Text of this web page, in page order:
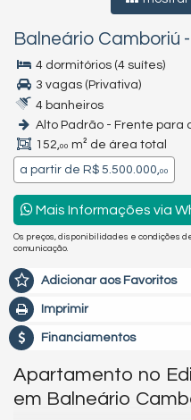
Balneário Camboriú -
4 dormitórios (4 suítes)
3 vagas (Privativa)
4 banheiros
Alto Padrão - Frente para
152,00 m² de área total
a partir de R$ 5.500.000,00
Mais Informações via
Os preços, disponibilidades e condições
comunicação.
Adicionar aos Favoritos
Imprimir
Financiamentos
Apartamento no
em Balneário